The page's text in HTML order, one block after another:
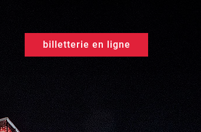
billetterie en ligne